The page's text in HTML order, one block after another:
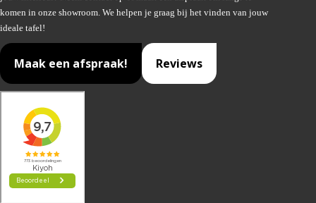
komen in onze showroom. We helpen je graag bij het vinden van jouw
ideale tafel!
Maak een afspraak! Reviews